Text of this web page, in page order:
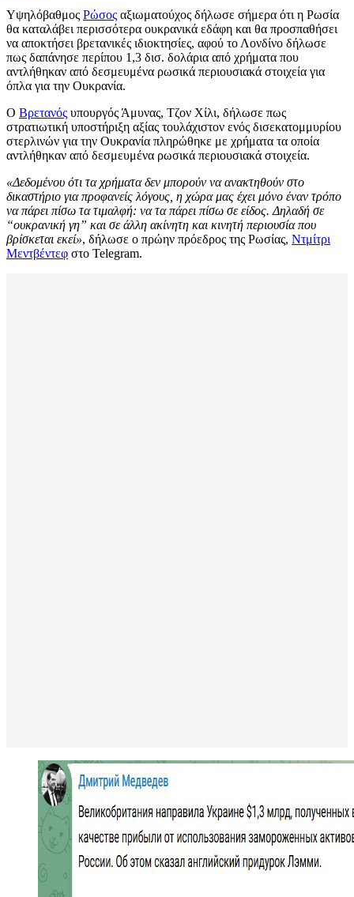
Υψηλόβαθμος Ρώσος αξιωματούχος δήλωσε σήμερα ότι η Ρωσία
θα καταλάβει περισσότερα ουκρανικά εδάφη και θα προσπαθήσει
να αποκτήσει βρετανικές ιδιοκτησίες, αφού το Λονδίνο δήλωσε
πως δαπάνησε περίπου 1,3 δισ. δολάρια από χρήματα που
αντλήθηκαν από δεσμευμένα ρωσικά περιουσιακά στοιχεία για
όπλα για την Ουκρανία.
Ο Βρετανός υπουργός Άμυνας, Τζον Χίλι, δήλωσε πως
στρατιωτική υποστήριξη αξίας τουλάχιστον ενός δισεκατομμυρίου
στερλινών για την Ουκρανία πληρώθηκε με χρήματα τα οποία
αντλήθηκαν από δεσμευμένα ρωσικά περιουσιακά στοιχεία.
«Δεδομένου ότι τα χρήματα δεν μπορούν να ανακτηθούν στο
δικαστήριο για προφανείς λόγους, η χώρα μας έχει μόνο έναν τρόπο
να πάρει πίσω τα τιμαλφή: να τα πάρει πίσω σε είδος. Δηλαδή σε
“ουκρανική γη” και σε άλλη ακίνητη και κινητή περιουσία που
βρίσκεται εκεί», δήλωσε ο πρώην πρόεδρος της Ρωσίας, Ντμίτρι
Μεντβέντεφ στο Telegram.